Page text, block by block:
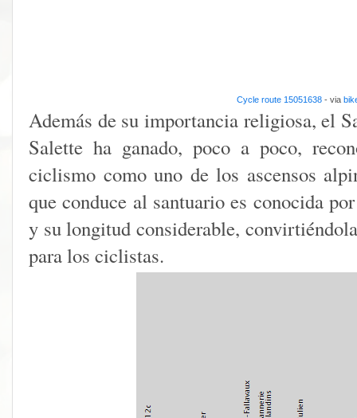
Cycle route 15051638- via
Además de su importancia religiosa, el
Salette ha ganado, poco a poco,
ciclismo como uno de los ascensos
que conduce al santuario es conocida
y su longitud considerable,
para los ciclistas.